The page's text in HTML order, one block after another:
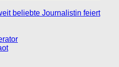
beliebte Journalistin feiert